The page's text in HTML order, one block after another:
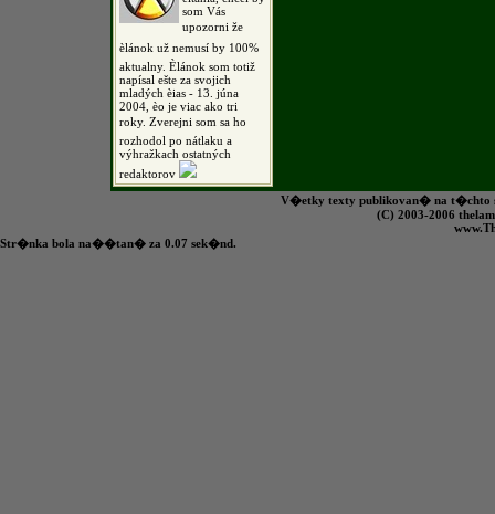
som Vás
upozorni že
èlánok už nemusí by 100%
aktualny. Èlánok som totiž
napísal ešte za svojich
mladých èias - 13. júna
2004, èo je viac ako tri
roky. Zverejni som sa ho
rozhodol po nátlaku a
výhražkach ostatných
redaktorov
V�etky texty publikovan� na t�chto
(C) 2003-2006
Str�nka bola na��tan� za 0.07 sek�nd.